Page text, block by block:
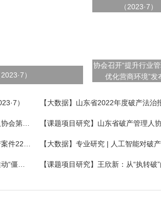
）
（2023·7）
协会召开“提升行业管
优化营商环境”发
） 【大数据】山东省2022年度破产法治